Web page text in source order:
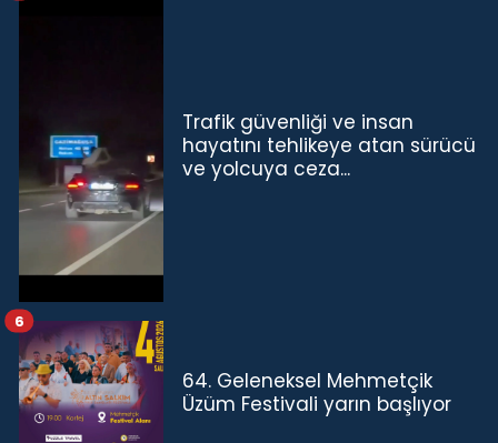
Trafik güvenliği ve insan
hayatını tehlikeye atan sürücü
ve yolcuya ceza...
64. Geleneksel Mehmetçik
Üzüm Festivali yarın başlıyor
6